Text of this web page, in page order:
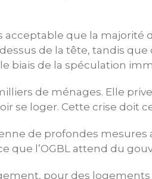
acceptable que la majorité
de la tête, tandis
biais de la spéculation
de ménages. Elle
se loger. Cette crise doit
de profondes mesures
que l’OGBL attend du
pour des